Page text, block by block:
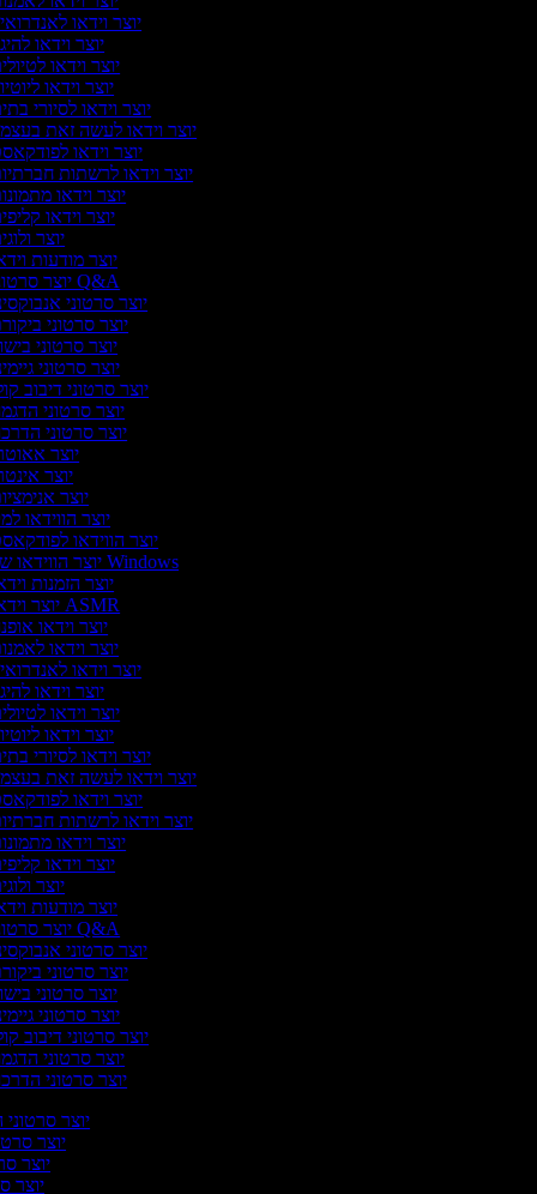
יוצר וידאו
יוצר וידאו
יוצר וידאו
יוצר וידאו
יוצר וידאו לסיורי
יוצר וידאו לעשה זאת
יוצר וידאו
יוצר וידאו לרשתות
יוצר וידאו
יוצר וידאו
יוצר
יוצר מודעות
יוצר סרטוני Q&A
יוצר סרטוני
יוצר סרטוני
יוצר סרטוני
יוצר סרטוני
יוצר סרטוני דיבוב
יוצר סרטוני
יוצר סרטוני
יוצר
יוצר
יוצר
יוצר הווידאו
יוצר הווידאו
יוצר הווידאו של Windows
יוצר הזמנות
יוצר וידאו ASMR
יוצר וידאו
יוצר וידאו
יוצר וידאו
יוצר וידאו
יוצר וידאו
יוצר וידאו
יוצר וידאו לסיורי
יוצר וידאו לעשה זאת
יוצר וידאו
יוצר וידאו לרשתות
יוצר וידאו
יוצר וידאו
יוצר
יוצר מודעות
יוצר סרטוני Q&A
יוצר סרטוני
יוצר סרטוני
יוצר סרטוני
יוצר סרטוני
יוצר סרטוני דיבוב
יוצר סרטוני
יוצר סרטוני
יוצר
יוצר
יוצר
יוצר